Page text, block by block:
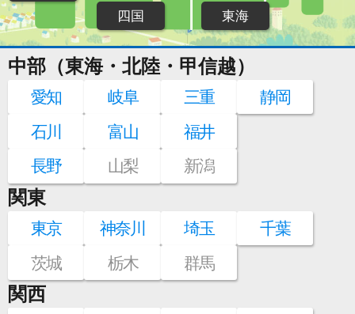
東海
四国
中部（東海・北陸・甲信越）
愛知 岐阜 三重
静岡
石川
富山
福井
長野
山梨 新潟
関東
東京 神奈川 埼玉
千葉
茨城
栃木 群馬
関西